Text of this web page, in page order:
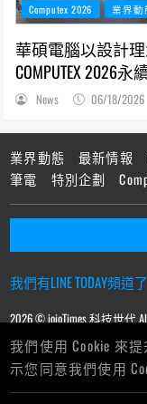
Computex 2026 業界動
華碩電腦以設計
COMPUTEX 2026
News 06/18/2026
業界動態 最新情報
筆電
特別企劃
我們有LINE TODAY頻
2026 © ioioTimes 科技世代
我們使用 Cookie 來
示您同意我們使用